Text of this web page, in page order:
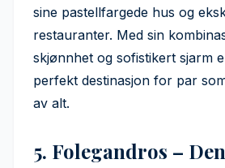
sine pastellfargede hus og
restauranter. Med sin
skjønnhet og sofistikert sjarm
perfekt destinasjon for par
av alt.
5. Folegandros –